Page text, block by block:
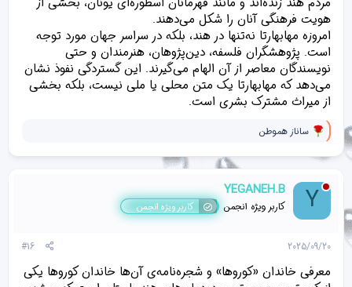
هویت فرهنگی آنان را شکل می‌دهند.
امروزه مهابهارتا نه‌تنها در هند، بلکه در سراسر جهان مورد توجه
است. پژوهشگران فلسفه، دین‌پژوهان، هنرمندان و حتی
نویسندگان معاصر از آن الهام می‌گیرند. این گستردگی نفوذ نشان
می‌دهد که مهابهارتا یک متن محلی یا ملی نیست، بلکه بخشی
از میراث مشترک بشری است.
و
ک
ش‌
ه
[
پ
س
د
ساناز هموطن
Y
YEGANEH.B
کاربر ویژه انجمن کاربر ویژه انجمن
2025/09/20
#16
معرفی خاندان «کوروها» و شجره‌نامه‌ی آن‌ها خاندان کوروها یکی